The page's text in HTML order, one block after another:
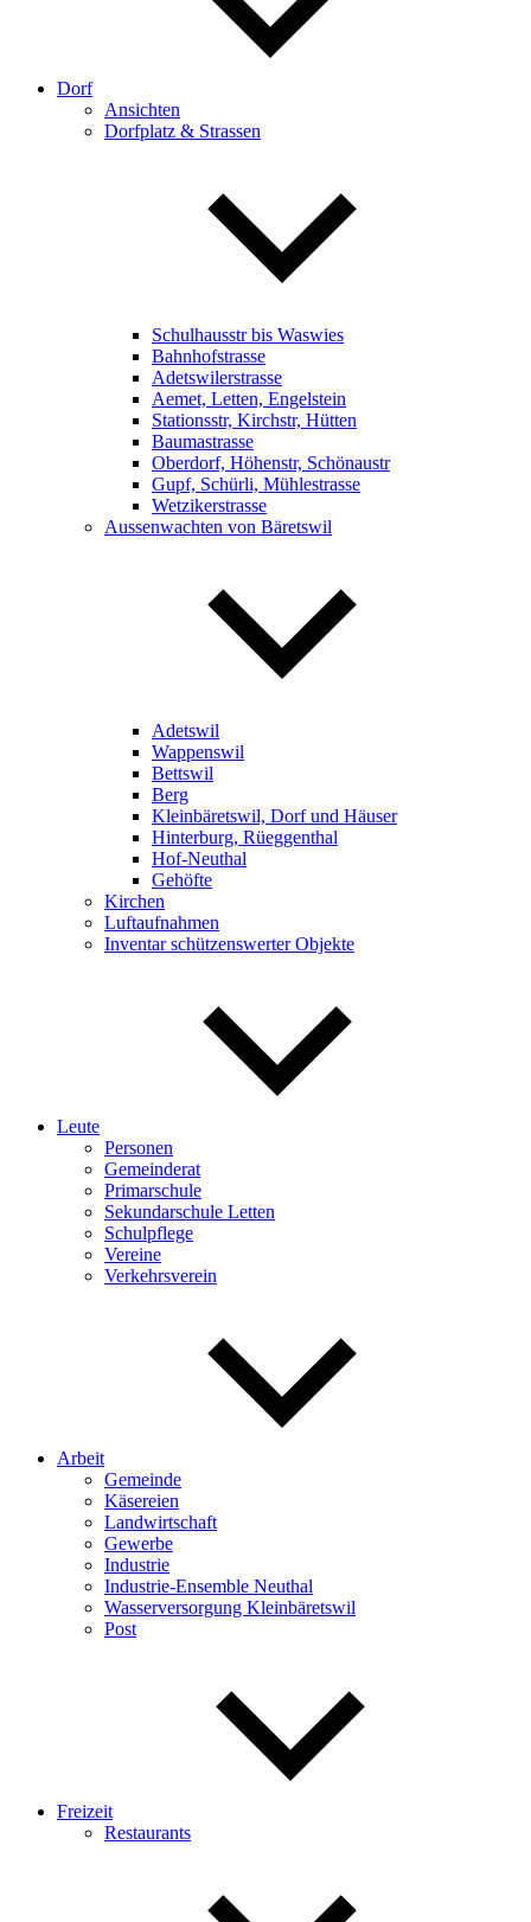
Dorf
Ansichten
Dorfplatz & Strassen
Schulhausstr bis Waswies
Bahnhofstrasse
Adetswilerstrasse
Aemet, Letten, Engelstein
Stationsstr, Kirchstr, Hütten
Baumastrasse
Oberdorf, Höhenstr, Schönaustr
Gupf, Schürli, Mühlestrasse
Wetzikerstrasse
Aussenwachten von Bäretswil
Adetswil
Wappenswil
Bettswil
Berg
Kleinbäretswil, Dorf und Häuser
Hinterburg, Rüeggenthal
Hof-Neuthal
Gehöfte
Kirchen
Luftaufnahmen
Inventar schützenswerter Objekte
Leute
Personen
Gemeinderat
Primarschule
Sekundarschule Letten
Schulpflege
Vereine
Verkehrsverein
Arbeit
Gemeinde
Käsereien
Landwirtschaft
Gewerbe
Industrie
Industrie-Ensemble Neuthal
Wasserversorgung Kleinbäretswil
Post
Freizeit
Restaurants